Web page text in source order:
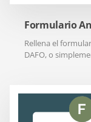
Formulario
Rellena el
DAFO, o